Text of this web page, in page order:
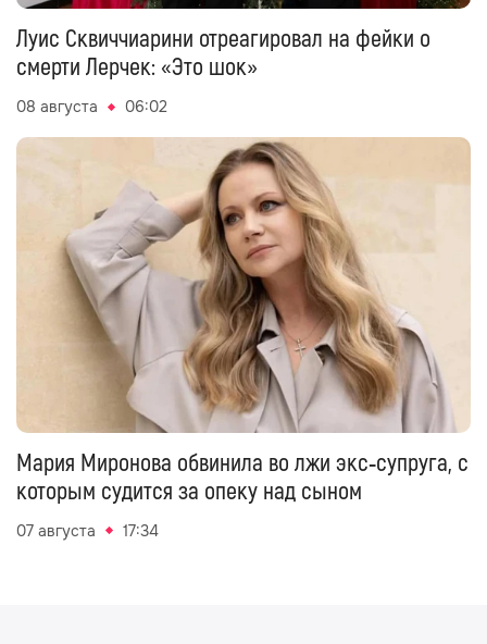
Луис Сквиччиарини отреагировал на фейки о
смерти Лерчек: «Это шок»
08 августа 06:02
Мария Миронова обвинила во лжи экс‑супруга, с
которым судится за опеку над сыном
07 августа 17:34